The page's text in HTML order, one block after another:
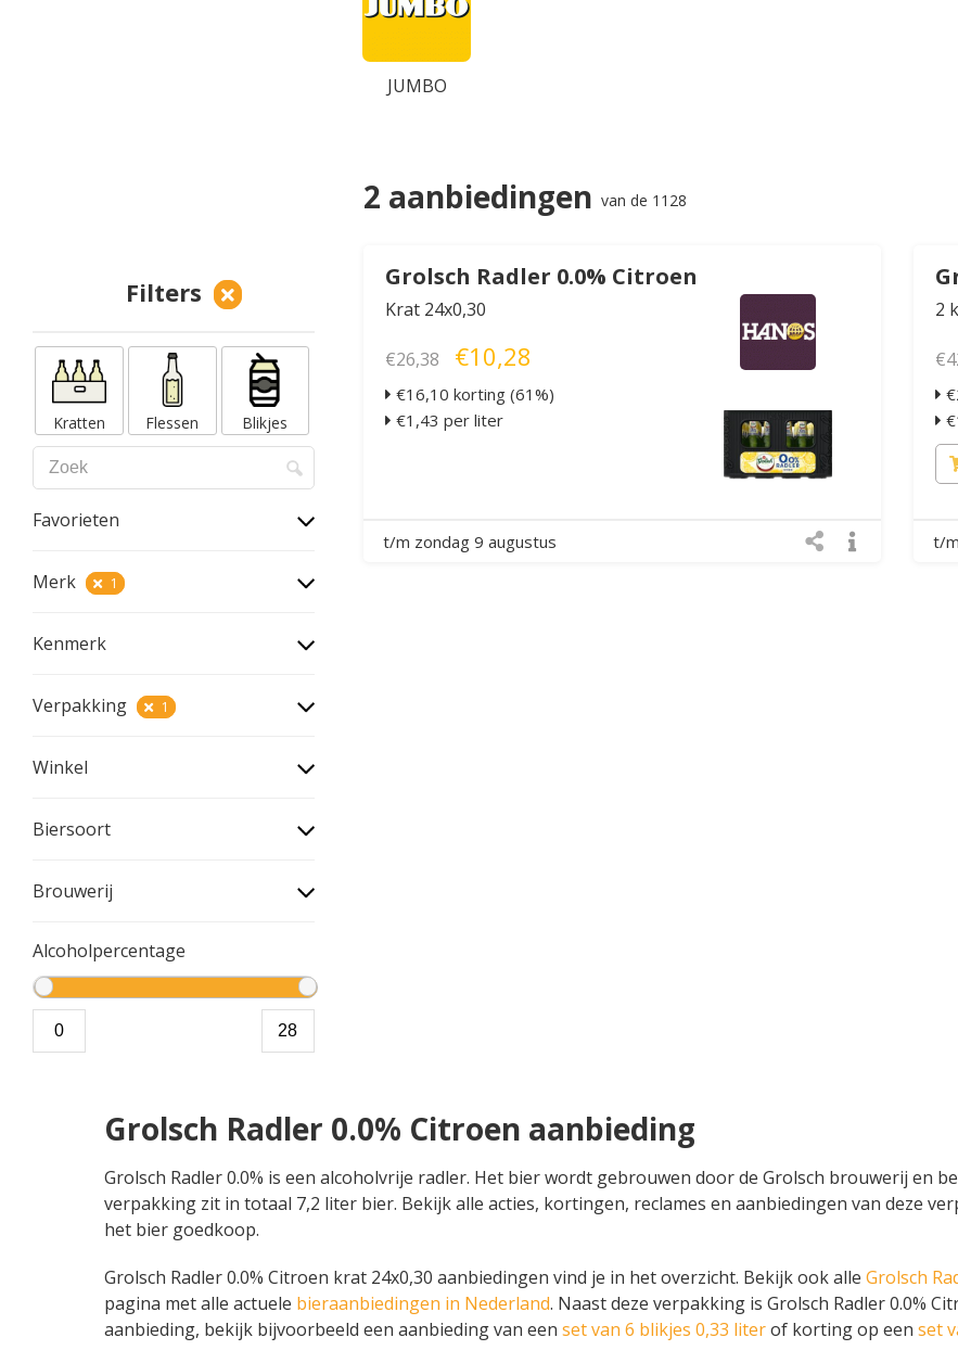
JUMBO
Filters
Kratten Flessen Blikjes
Favorieten
Merk 1
Kenmerk
Verpakking 1
Winkel
Biersoort
Brouwerij
Alcoholpercentage
2 aanbiedingen van de 1128
Grolsch Radler 0.0% Citroen
Krat 24x0,30
€26,38 €10,28
€16,10 korting (61%)
€1,43 per liter
t/m zondag 9 augustus
2
t/
Grolsch Radler 0.0% Citroen aanbieding
Grolsch Radler 0.0% is een alcoholvrije radler. Het bier wordt gebrouwen door de Grolsch brouwerij en
verpakking zit in totaal 7,2 liter bier. Bekijk alle acties, kortingen, reclames en aanbiedingen van deze
het bier goedkoop.
Grolsch Radler 0.0% Citroen krat 24x0,30 aanbiedingen vind je in het overzicht. Bekijk ook alle Grolsch
pagina met alle actuele bieraanbiedingen in Nederland. Naast deze verpakking is Grolsch Radler 0.0%
aanbieding, bekijk bijvoorbeeld een aanbieding van een set van 6 blikjes 0,33 literof korting op een set